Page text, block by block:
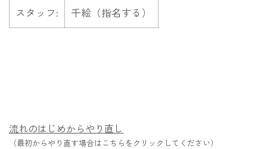
スタッフ: 千絵（指名する）
流れのはじめからやり直し
（最初からやり直す場合はこちらをクリックしてください）